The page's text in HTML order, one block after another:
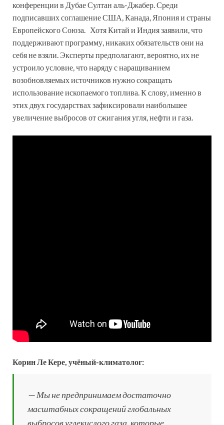
конференции в Дубае Султан аль-Джабер. Среди
подписавших соглашение США, Канада, Япония и страны
Европейского Союза. Хотя Китай и Индия заявили, что
поддерживают программу, никаких обязательств они на
себя не взяли. Эксперты предполагают, вероятно, их не
устроило условие, что наряду с наращиванием
возобновляемых источников нужно сокращать
использование ископаемого топлива. К слову, именно в
этих двух государствах зафиксировали наибольшее
увеличение выбросов от сжигания угля, нефти и газа.
Корин Ле Кере, учёный-климатолог:
— Мы не предпринимаем достаточно
масштабных сокращений глобальных
выбросов углекислого газа, которые